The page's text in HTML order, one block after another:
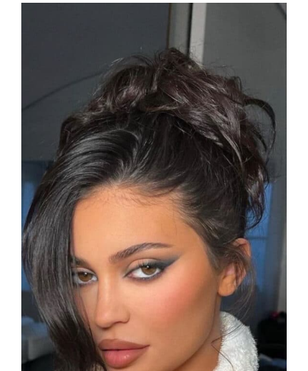
COSMOPROF WORLDWIDE BOLOGNA
Cosmprof Worldwide Bologna
presenta THE BEAUTY &
WELLNESS CONGRESS 2022: I
TEMI
DYSON
Dyson presenta la nuova collezione
pervinca e rosé per Natale
COTRIL
Continua la carrellata di look firmati
Cotril alla Festa del Cinema di Roma